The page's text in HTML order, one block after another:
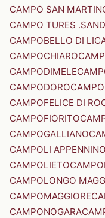
CAMPO SAN
CAMPO TURES
CAMPOBELLO DI
CAMPOCHIARO
CAMPODIMELE
CAMPODORO
CAMPOFELICE DI
CAMPOFIORITO
CAMPOGALLIANO
CAMPOLI APPENNINO
CAMPOLIETO
CAMPOLONGO
CAMPOMAGGIORE
CAMPONOGARA